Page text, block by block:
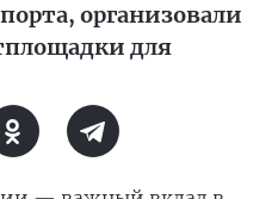
организовали
для